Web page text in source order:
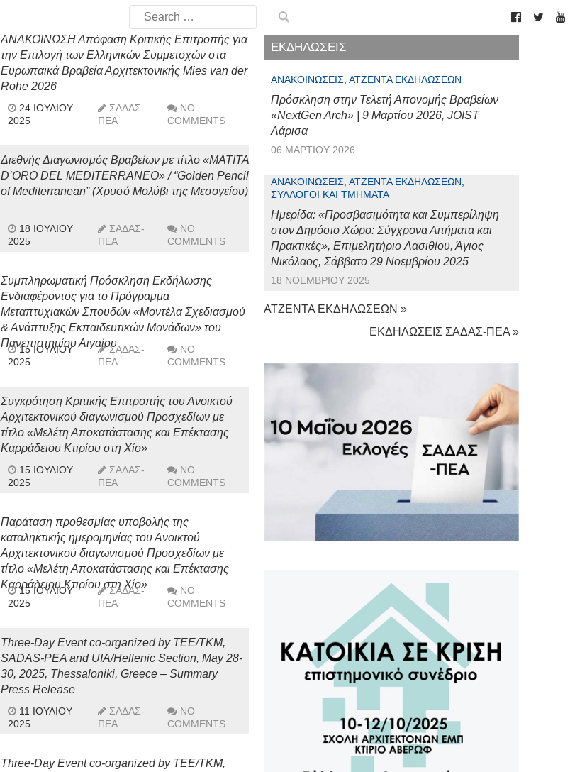
Search
for:
ΑΝΑΚΟΙΝΩΣΗ Απόφαση Κριτικής Επιτροπής για
την Επιλογή των Ελληνικών Συμμετοχών στα
Ευρωπαϊκά Βραβεία Αρχιτεκτονικής Mies van der
Rohe 2026
24 ΙΟΥΛΊΟΥ
2025
ΣΑΔΑΣ-
ΠΕΑ
NO
COMMENTS
Διεθνής Διαγωνισμός Βραβείων με τίτλο «MATITA
D’ORO DEL MEDITERRANEO» / “Golden Pencil
of Mediterranean” (Χρυσό Μολύβι της Μεσογείου)
18 ΙΟΥΛΊΟΥ
2025
ΣΑΔΑΣ-
ΠΕΑ
NO
COMMENTS
Συμπληρωματική Πρόσκληση Εκδήλωσης
Ενδιαφέροντος για το Πρόγραμμα
Μεταπτυχιακών Σπουδών «Μοντέλα Σχεδιασμού
& Ανάπτυξης Εκπαιδευτικών Μονάδων» του
Πανεπιστημίου Αιγαίου
15 ΙΟΥΛΊΟΥ
2025
ΣΑΔΑΣ-
ΠΕΑ
NO
COMMENTS
Συγκρότηση Κριτικής Επιτροπής του Ανοικτού
Αρχιτεκτονικού διαγωνισμού Προσχεδίων με
τίτλο «Μελέτη Αποκατάστασης και Επέκτασης
Καρράδειου Κτιρίου στη Χίο»
15 ΙΟΥΛΊΟΥ
2025
ΣΑΔΑΣ-
ΠΕΑ
NO
COMMENTS
Παράταση προθεσμίας υποβολής της
καταληκτικής ημερομηνίας του Ανοικτού
Αρχιτεκτονικού διαγωνισμού Προσχεδίων με
τίτλο «Μελέτη Αποκατάστασης και Επέκτασης
Καρράδειου Κτιρίου στη Χίο»
15 ΙΟΥΛΊΟΥ
2025
ΣΑΔΑΣ-
ΠΕΑ
NO
COMMENTS
Three-Day Event co-organized by TEE/TKM,
SADAS-PEA and UIA/Hellenic Section, May 28-
30, 2025, Thessaloniki, Greece – Summary
Press Release
11 ΙΟΥΛΊΟΥ
2025
ΣΑΔΑΣ-
ΠΕΑ
NO
COMMENTS
Three-Day Event co-organized by TEE/TKM,
ΕΚΔΗΛΩΣΕΙΣ
ΑΝΑΚΟΙΝΏΣΕΙΣ, ΑΤΖΈΝΤΑ ΕΚΔΗΛΏΣΕΩΝ
Πρόσκληση στην Τελετή Απονομής Βραβείων
«NextGen Arch» | 9 Μαρτίου 2026, JOIST
Λάρισα
06 ΜΑΡΤΊΟΥ 2026
ΑΝΑΚΟΙΝΏΣΕΙΣ, ΑΤΖΈΝΤΑ ΕΚΔΗΛΏΣΕΩΝ,
ΣΎΛΛΟΓΟΙ ΚΑΙ ΤΜΉΜΑΤΑ
Ημερίδα: «Προσβασιμότητα και Συμπερίληψη
στον Δημόσιο Χώρο: Σύγχρονα Αιτήματα και
Πρακτικές», Επιμελητήριο Λασιθίου, Άγιος
Νικόλαος, Σάββατο 29 Νοεμβρίου 2025
18 ΝΟΕΜΒΡΊΟΥ 2025
ΑΤΖΕΝΤΑ ΕΚΔΗΛΩΣΕΩΝ »
ΕΚΔΗΛΩΣΕΙΣ ΣΑΔΑΣ-ΠΕΑ »